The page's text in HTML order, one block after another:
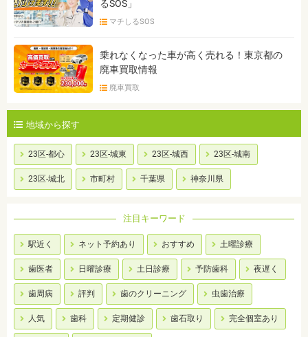
るSOS」
マチしるSOS
乗れなくなった車が高く売れる！東京都の
廃車買取情報
廃車買取
地域から探す
23区-都心 23区-城東 23区-城西 23区-城南
23区-城北 市町村 千葉県 神奈川県
注目キーワード
駅近く ネット予約あり おすすめ 土曜診療
歯医者 日曜診療 土日診療 予防歯科 夜遅く
歯周病 評判 歯のクリーニング 虫歯治療
人気 歯科 定期健診 歯石取り 完全個室あり